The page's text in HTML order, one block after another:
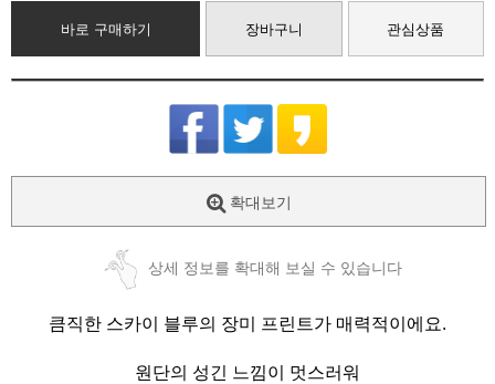
바로 구매하기 장바구니 관심상품
확대보기
상세 정보를 확대해 보실 수 있습니다
큼직한 스카이 블루의 장미 프린트가 매력적이에요.
원단의 성긴 느낌이 멋스러워